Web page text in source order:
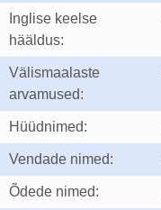
Inglise keelse
hääldus:
Välismaalaste
arvamused:
Hüüdnimed:
Vendade nimed:
Õdede nimed: